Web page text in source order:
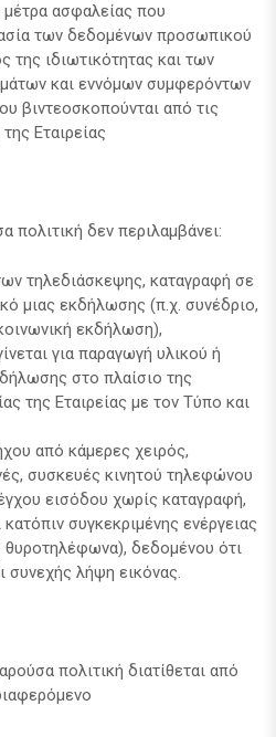
μέτρα ασφαλείας που
των δεδομένων προσωπικού
της ιδιωτικότητας και των
και εννόμων συμφερόντων
από τις
Εταιρείας
πολιτική δεν περιλαμβάνει:
τηλεδιάσκεψης, καταγραφή σε
μιας εκδήλωσης (π.χ. συνέδριο,
εκδήλωση),
για παραγωγή υλικού ή
στο πλαίσιο της
της Εταιρείας με τον Τύπο και
από κάμερες χειρός,
συσκευές κινητού τηλεφώνου
εισόδου χωρίς καταγραφή,
συγκεκριμένης ενέργειας
θυροτηλέφωνα), δεδομένου ότι
συνεχής λήψη εικόνας.
πολιτική διατίθεται από